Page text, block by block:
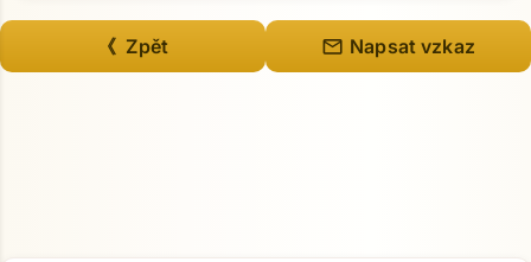
《 Zpět mail Napsat vzkaz